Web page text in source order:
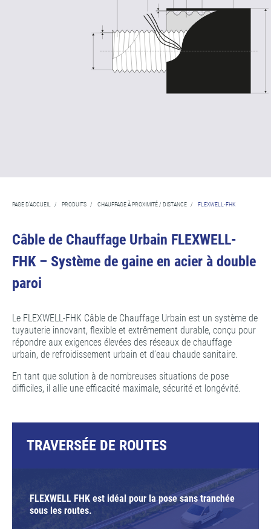
PAGE D'ACCUEIL / PRODUITS / CHAUFFAGE À PROXIMITÉ / DISTANCE / FLEXWELL-FHK
Câble de Chauffage Urbain FLEXWELL-
FHK – Système de gaine en acier à double
paroi
Le FLEXWELL-FHK Câble de Chauffage Urbain est un système de
tuyauterie innovant, flexible et extrêmement durable, conçu pour
répondre aux exigences élevées des réseaux de chauffage
urbain, de refroidissement urbain et d’eau chaude sanitaire.
En tant que solution à de nombreuses situations de pose
difficiles, il allie une efficacité maximale, sécurité et longévité.
TRAVERSÉE DE ROUTES
FLEXWELL FHK est idéal pour la pose sans tranchée
sous les routes.